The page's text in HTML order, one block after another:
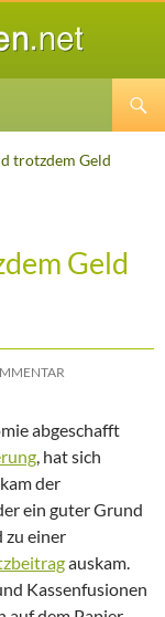
trotzdem Geld
Geld
abgeschafft
, hat sich
der
ein guter Grund
zu einer
auskam.
Kassenfusionen